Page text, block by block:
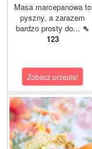
Masa marcepanowa to
pyszny, a zarazem
bardzo prosty do... ⇖
123
Zobacz przepis!